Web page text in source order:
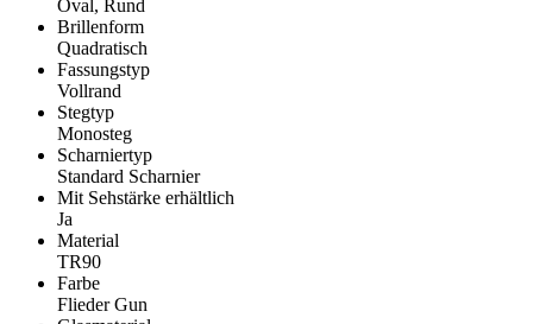
Oval, Rund
Brillenform
Quadratisch
Fassungstyp
Vollrand
Stegtyp
Monosteg
Scharniertyp
Standard Scharnier
Mit Sehstärke erhältlich
Ja
Material
TR90
Farbe
Flieder Gun